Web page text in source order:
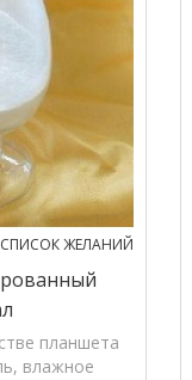
ЖЕЛАНИЙ
планшета
влажное